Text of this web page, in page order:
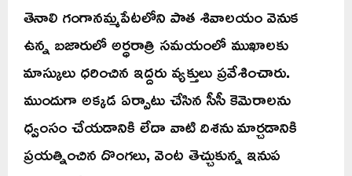
తెనాలి గంగానమ్మపేటలోని పాత శివాలయం వెనుక
ఉన్న బజారులో అర్ధరాత్రి సమయంలో ముఖాలకు
మాస్కులు ధరించిన ఇద్దరు వ్యక్తులు ప్రవేశించారు.
ముందుగా అక్కడ ఏర్పాటు చేసిన సీసీ కెమెరాలను
ధ్వంసం చేయడానికి లేదా వాటి దిశను మార్చడానికి
ప్రయత్నించిన దొంగలు, వెంట తెచ్చుకున్న ఇనుప